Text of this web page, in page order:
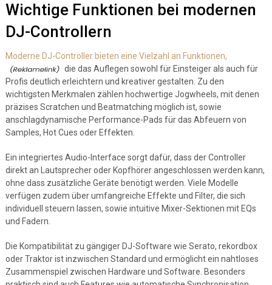
Wichtige Funktionen bei modernen
DJ-Controllern
Moderne DJ-Controller bieten eine Vielzahl an Funktionen,
die das Auflegen sowohl für Einsteiger als auch für
Profis deutlich erleichtern und kreativer gestalten. Zu den
wichtigsten Merkmalen zählen hochwertige Jogwheels, mit denen
präzises Scratchen und Beatmatching möglich ist, sowie
anschlagdynamische Performance-Pads für das Abfeuern von
Samples, Hot Cues oder Effekten.
Ein integriertes Audio-Interface sorgt dafür, dass der Controller
direkt an Lautsprecher oder Kopfhörer angeschlossen werden kann,
ohne dass zusätzliche Geräte benötigt werden. Viele Modelle
verfügen zudem über umfangreiche Effekte und Filter, die sich
individuell steuern lassen, sowie intuitive Mixer-Sektionen mit EQs
und Fadern.
Die Kompatibilität zu gängiger DJ-Software wie Serato, rekordbox
oder Traktor ist inzwischen Standard und ermöglicht ein nahtloses
Zusammenspiel zwischen Hardware und Software. Besonders